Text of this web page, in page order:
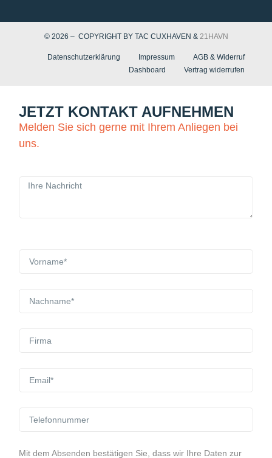
© 2026 – COPYRIGHT BY TAC CUXHAVEN & 21HAVN
Datenschutzerklärung Impressum
AGB & Widerruf
Dashboard
Vertrag widerrufen
JETZT KONTAKT AUFNEHMEN
Melden Sie sich gerne mit Ihrem Anliegen bei
uns.
Mit dem Absenden bestätigen Sie, dass wir Ihre Daten zur